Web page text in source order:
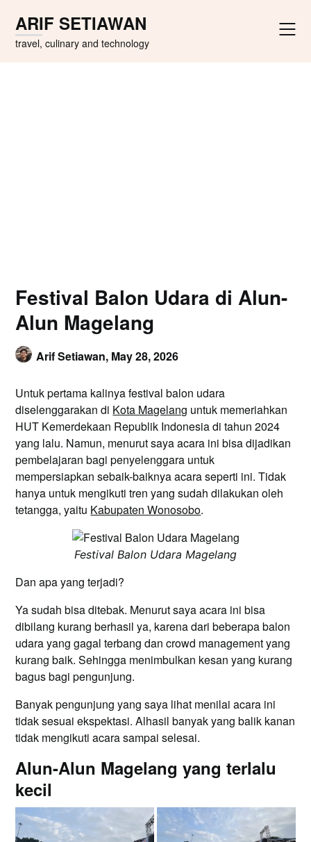
content
ARIF SETIAWAN
travel, culinary and technology
Festival Balon Udara di Alun-
Alun Magelang
Arif Setiawan, May 28, 2026
Untuk pertama kalinya festival balon udara
diselenggarakan di Kota Magelang untuk memeriahkan
HUT Kemerdekaan Republik Indonesia di tahun 2024
yang lalu. Namun, menurut saya acara ini bisa dijadikan
pembelajaran bagi penyelenggara untuk
mempersiapkan sebaik-baiknya acara seperti ini. Tidak
hanya untuk mengikuti tren yang sudah dilakukan oleh
tetangga, yaitu Kabupaten Wonosobo.
Festival Balon Udara Magelang
Dan apa yang terjadi?
Ya sudah bisa ditebak. Menurut saya acara ini bisa
dibilang kurang berhasil ya, karena dari beberapa balon
udara yang gagal terbang dan crowd management yang
kurang baik. Sehingga menimbulkan kesan yang kurang
bagus bagi pengunjung.
Banyak pengunjung yang saya lihat menilai acara ini
tidak sesuai ekspektasi. Alhasil banyak yang balik kanan
tidak mengikuti acara sampai selesai.
Alun-Alun Magelang yang terlalu
kecil